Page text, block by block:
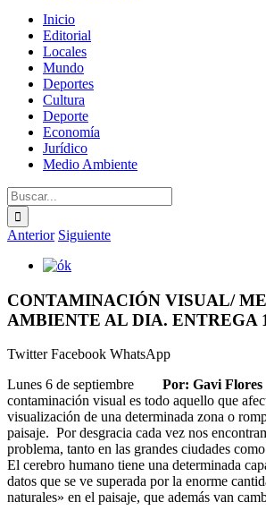
Inicio
Editorial
Locales
Mundo
Deportes
Cultura
Deporte
Economía
Jurídico
Medio Ambiente
Buscar:
Anterior Siguiente
Ver
más
grande
CONTAMINACIÓN VISUAL/
AMBIENTE AL DIA. ENTREGA
TwitterFacebook WhatsApp
Lunes 6 de septiembre Por: Gavi Flores
contaminación visual es todo aquello que
visualización de una determinada zona o
paisaje. Por desgracia cada vez nos
problema, tanto en las grandes ciudades
El cerebro humano tiene una determinada
datos que se ve superada por la enorme
naturales» en el paisaje, que además van